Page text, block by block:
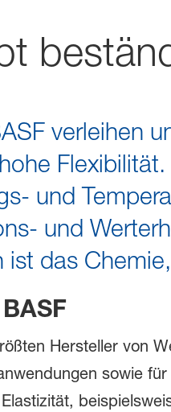
verleihen
und
und
ist das
Hersteller von
sowie